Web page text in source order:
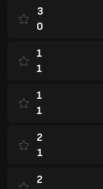
3
0
1
1
1
1
2
1
2